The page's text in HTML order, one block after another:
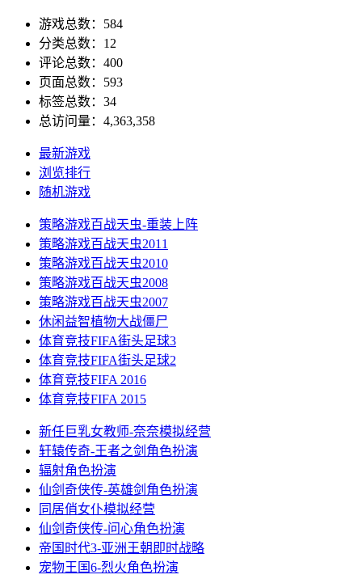
游戏总数：584
分类总数：12
评论总数：400
页面总数：593
标签总数：34
总访问量：4,363,358
最新游戏
浏览排行
随机游戏
策略游戏百战天虫-重装上阵
策略游戏百战天虫2011
策略游戏百战天虫2010
策略游戏百战天虫2008
策略游戏百战天虫2007
休闲益智植物大战僵尸
体育竞技FIFA街头足球3
体育竞技FIFA街头足球2
体育竞技FIFA 2016
体育竞技FIFA 2015
新任巨乳女教师-奈奈模拟经营
轩辕传奇-王者之剑 角色扮演
辐射角色扮演
仙剑奇侠传-英雄剑 角色扮演
同居俏女仆模拟经营
仙剑奇侠传-问心角色扮演
帝国时代3-亚洲王朝即时战略
宠物王国6-烈火角色扮演